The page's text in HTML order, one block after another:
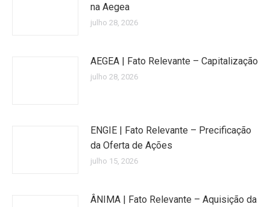
na Aegea
julho 28, 2026
AEGEA | Fato Relevante – Capitalização
julho 28, 2026
ENGIE | Fato Relevante – Precificação
da Oferta de Ações
julho 15, 2026
ÂNIMA | Fato Relevante – Aquisição da